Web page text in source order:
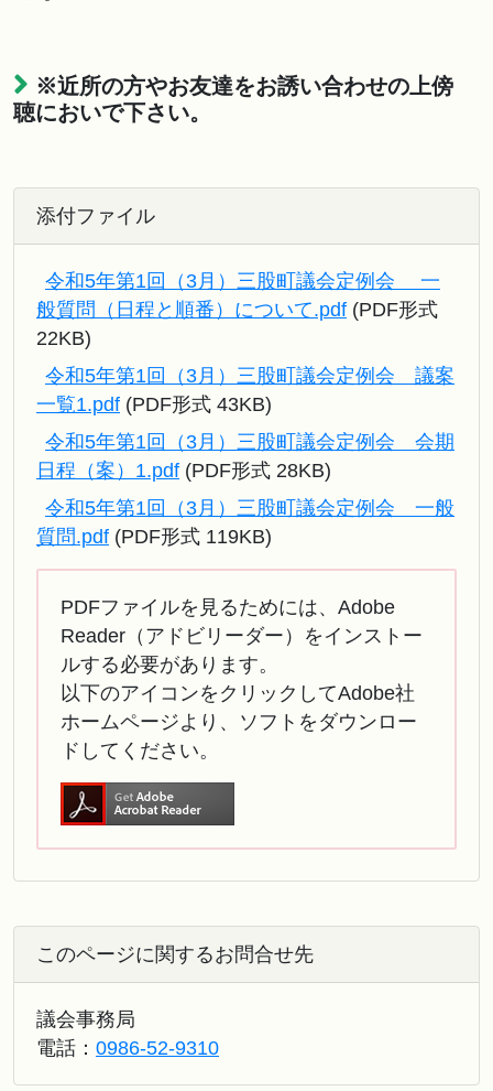
※近所の方やお友達をお誘い合わせの上傍
聴においで下さい。
添付ファイル
令和5年第1回（3月）三股町議会定例会 一
般質問（日程と順番）について.pdf (PDF形式
22KB)
令和5年第1回（3月）三股町議会定例会 議案
一覧1.pdf (PDF形式 43KB)
令和5年第1回（3月）三股町議会定例会 会期
日程（案）1.pdf (PDF形式 28KB)
令和5年第1回（3月）三股町議会定例会 一般
質問.pdf (PDF形式 119KB)
PDFファイルを見るためには、Adobe
Reader（アドビリーダー）をインストー
ルする必要があります。
以下のアイコンをクリックしてAdobe社
ホームページより、ソフトをダウンロー
ドしてください。
このページに関するお問合せ先
議会事務局
電話： 0986-52-9310